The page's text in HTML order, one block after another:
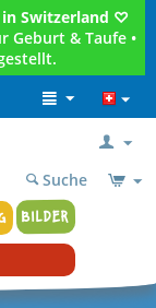
in Switzerland ♡
Geburt & Taufe •
BILDER
Suche